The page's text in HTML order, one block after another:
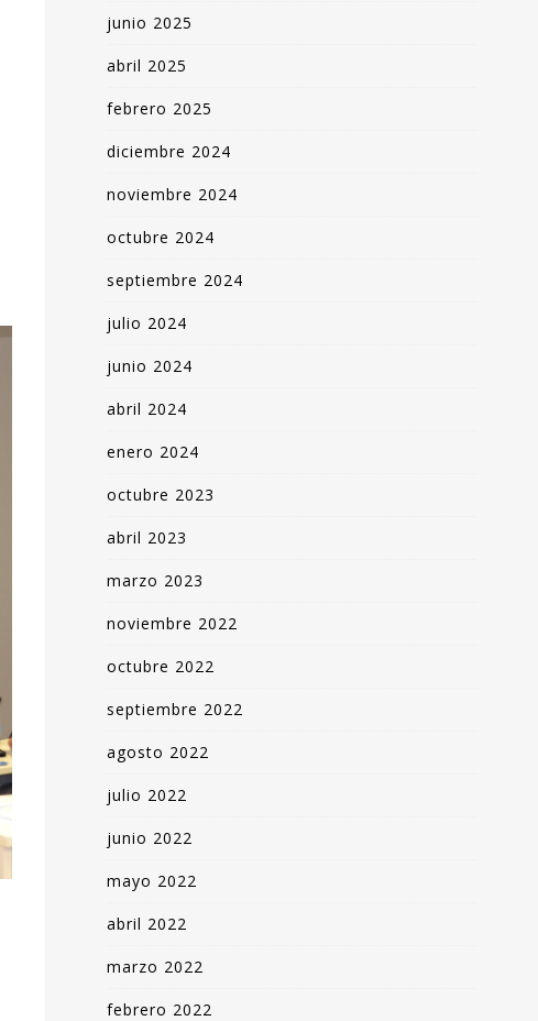
junio 2025
abril 2025
febrero 2025
diciembre 2024
noviembre 2024
octubre 2024
septiembre 2024
julio 2024
junio 2024
abril 2024
enero 2024
octubre 2023
abril 2023
marzo 2023
noviembre 2022
octubre 2022
septiembre 2022
agosto 2022
julio 2022
junio 2022
mayo 2022
abril 2022
marzo 2022
febrero 2022